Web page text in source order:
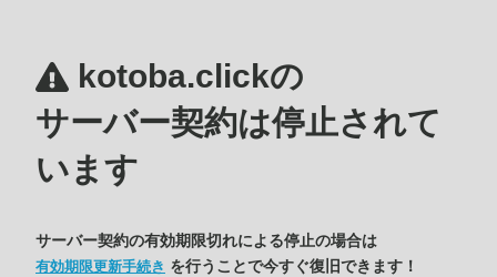
kotoba.clickの
サーバー契約は停止されて
います
サーバー契約の有効期限切れによる停止の場合は
有効期限更新手続き を行うことで今すぐ復旧できます！